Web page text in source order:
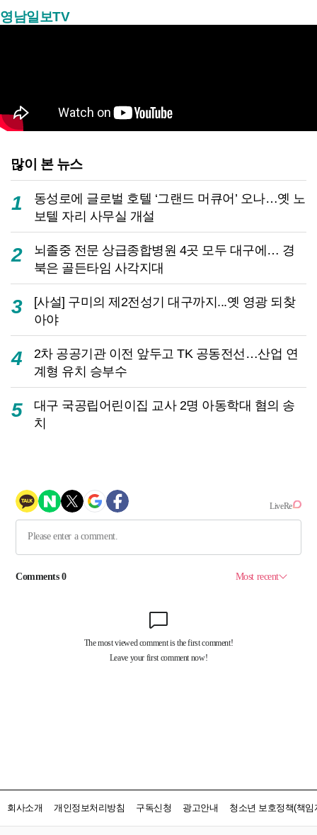
영남일보TV
많이 본 뉴스
1
동성로에 글로벌 호텔 ‘그랜드 머큐어’ 오나…옛 노
보텔 자리 사무실 개설
2
뇌졸중 전문 상급종합병원 4곳 모두 대구에… 경
북은 골든타임 사각지대
3
[사설] 구미의 제2전성기 대구까지...옛 영광 되찾
아야
4
2차 공공기관 이전 앞두고 TK 공동전선…산업 연
계형 유치 승부수
5
대구 국공립어린이집 교사 2명 아동학대 혐의 송
치
회사소개 개인정보처리방침 구독신청 광고안내 청소년 보호정책(책임